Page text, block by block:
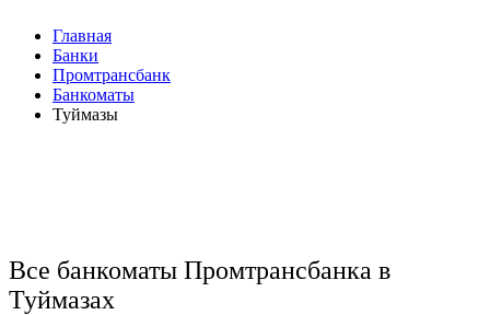
Главная
Банки
Промтрансбанк
Банкоматы
Туймазы
Все банкоматы Промтрансбанка в
Туймазах